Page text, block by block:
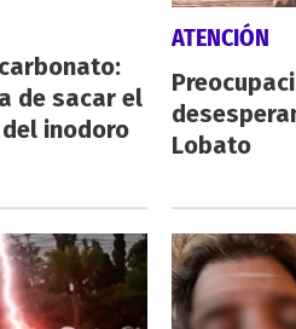
de sacar el
inodoro
ATENCIÓN
Lobato